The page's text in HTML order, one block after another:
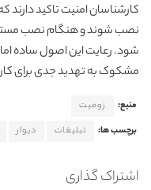
کارشناسان امنیت تاکید دارند
نصب شوند و هنگام نصب
شود. رعایت این اصول ساده اما
مشکوک به تهدید جدی برای
منبع:
زومیت
برچسب ها:
تبلیغات دیوار
اشتراک گذاری